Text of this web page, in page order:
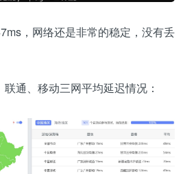
，网络还是非常的稳定，没有丢
通、移动三网平均延迟情况：